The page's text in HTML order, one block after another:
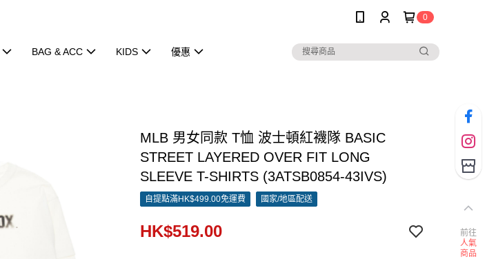
0
BAG & ACC KIDS 優惠
MLB 男女同款 T恤 波士頓紅襪隊 BASIC
STREET LAYERED OVER FIT LONG
SLEEVE T-SHIRTS (3ATSB0854-43IVS)
自提點滿HK$499.00免運費 國家/地區配送
HK$519.00
前往
人氣
商品